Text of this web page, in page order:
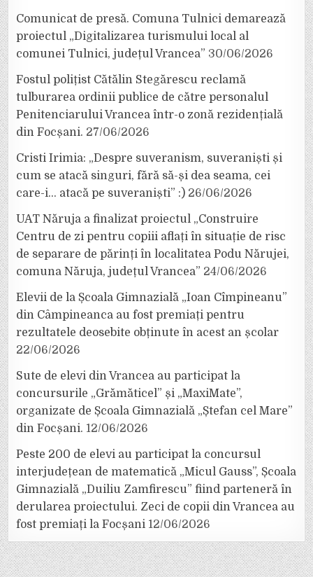
Comunicat de presă. Comuna Tulnici demarează
proiectul „Digitalizarea turismului local al
comunei Tulnici, județul Vrancea” 30/06/2026
Fostul polițist Cătălin Stegărescu reclamă
tulburarea ordinii publice de către personalul
Penitenciarului Vrancea într-o zonă rezidențială
din Focșani. 27/06/2026
Cristi Irimia: „Despre suveranism, suveraniști și
cum se atacă singuri, fără să-și dea seama, cei
care-i… atacă pe suveraniști” :) 26/06/2026
UAT Năruja a finalizat proiectul „Construire
Centru de zi pentru copiii aflați în situație de risc
de separare de părinți în localitatea Podu Nărujei,
comuna Năruja, județul Vrancea” 24/06/2026
Elevii de la Școala Gimnazială „Ioan Cîmpineanu”
din Câmpineanca au fost premiați pentru
rezultatele deosebite obținute în acest an școlar
22/06/2026
Sute de elevi din Vrancea au participat la
concursurile „Grămăticel” și „MaxiMate”,
organizate de Școala Gimnazială „Ștefan cel Mare”
din Focșani. 12/06/2026
Peste 200 de elevi au participat la concursul
interjudețean de matematică „Micul Gauss”, Școala
Gimnazială „Duiliu Zamfirescu” fiind parteneră în
derularea proiectului. Zeci de copii din Vrancea au
fost premiați la Focșani 12/06/2026